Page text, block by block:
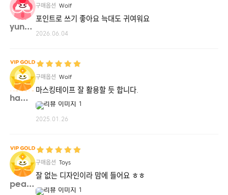
yunye**
구매옵션 Wolf
포인트로 쓰기 좋아요 늑대도 귀여워요
2026.06.04
hamzi**
구매옵션 Wolf
마스킹테이프 잘 활용할 듯 합니다.
2025.01.26
peaco**
구매옵션 Toys
잘 없는 디자인이라 맘에 들어요 ㅎㅎ